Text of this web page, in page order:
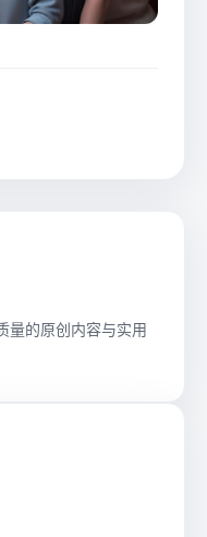
量的原创内容与实用